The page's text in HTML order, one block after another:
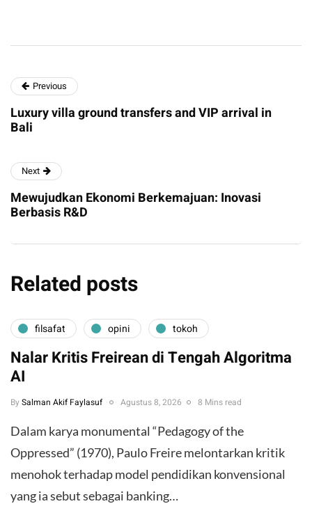
Previous
Luxury villa ground transfers and VIP arrival in
Bali
Next
Mewujudkan Ekonomi Berkemajuan: Inovasi
Berbasis R&D
Related posts
filsafat opini tokoh
Nalar Kritis Freirean di Tengah Algoritma
AI
By Salman Akif Faylasuf Agustus 8, 2026 8 Mins read
Dalam karya monumental “Pedagogy of the
Oppressed” (1970), Paulo Freire melontarkan kritik
menohok terhadap model pendidikan konvensional
yang ia sebut sebagai banking…